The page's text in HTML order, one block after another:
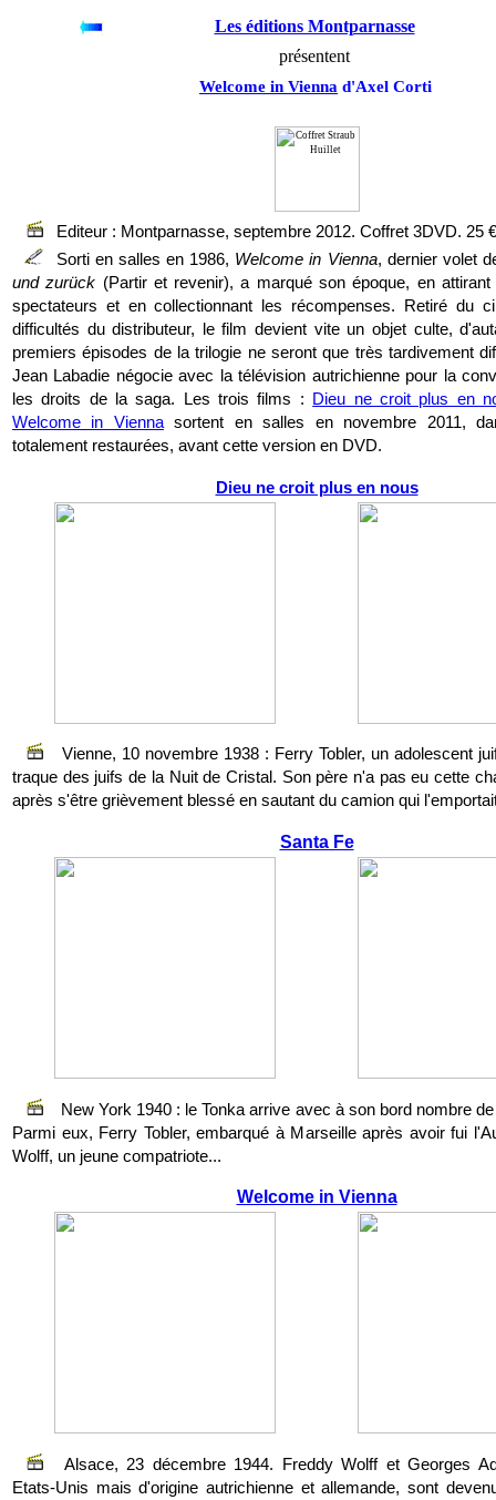
Editeur : Montparnasse, septembre 2012. Coffret 3DVD. 25 €
Sorti en salles en 1986, Welcome in Vienna, dernier volet
und zurück (Partir et revenir), a marqué son époque, en
spectateurs et en collectionnant les récompenses. Retiré du
difficultés du distributeur, le film devient vite un objet culte,
premiers épisodes de la trilogie ne seront que très tardivement
Jean Labadie négocie avec la télévision autrichienne pour la
les droits de la saga. Les trois films :
Dieu ne croit plus en
Welcome in Viennasortent en salles en novembre 2011,
totalement restaurées, avant cette version en DVD.
Dieu ne croit plus en nous
Vienne, 10 novembre 1938 : Ferry Tobler, un adolescent
traque des juifs de la Nuit de Cristal. Son père n'a pas eu cette
après s'être grièvement blessé en sautant du camion qui
Santa Fe
New York 1940 : le Tonka arrive avec à son bord nombre
Parmi eux, Ferry Tobler, embarqué à Marseille après avoir fui
Wolff, un jeune compatriote...
Welcome in Vienna
Alsace, 23 décembre 1944. Freddy Wolff et Georges
Etats-Unis mais d'origine autrichienne et allemande, sont
Les éditions Montparnasse
présentent
Welcome in Vienna d'Axel Corti